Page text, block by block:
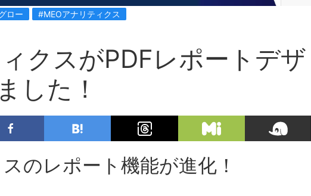
ロー #MEOアナリティクス
クスがPDFレポートデザ
した！
のレポート機能が進化！